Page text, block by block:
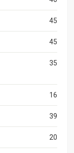
45
45
35
16
39
20